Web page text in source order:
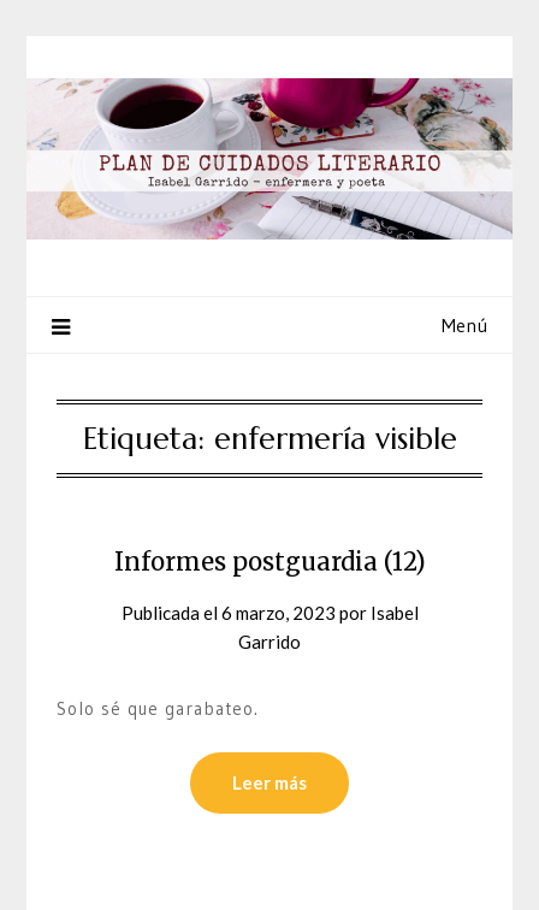
contenido
Menú
Etiqueta: enfermería visible
Informes postguardia (12)
Publicada el6 marzo, 2023 por Isabel
Garrido
Solo sé que garabateo.
Leer más